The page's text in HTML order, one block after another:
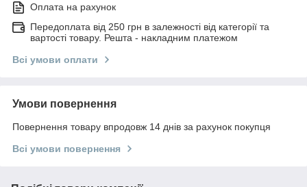
Оплата на рахунок
Передоплата від 250 грн в залежності від категорії та
вартості товару. Решта - накладним платежом
Всі умови оплати
Умови повернення
Повернення товару впродовж 14 днів за рахунок покупця
Всі умови повернення